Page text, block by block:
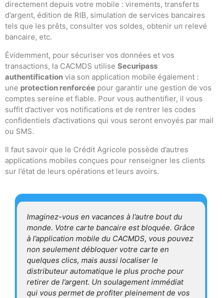
directement depuis votre mobile : virements, transferts
d’argent, édition de RIB, simulation de services bancaires
tels que les prêts, consulter vos soldes, obtenir un relevé
bancaire, etc.
Évidemment, pour sécuriser vos données et vos
transactions, la CACMDS utilise Securipass
authentification via son application mobile également :
une protection renforcée pour garantir une gestion de vos
comptes sereine et fiable. Pour vous authentifier, il vous
suffit d’activer vos notifications et de rentrer les codes
confidentiels d’activations qui vous seront envoyés par mail
ou SMS.
Il faut savoir que le Crédit Agricole possède d’autres
applications mobiles conçues pour renseigner les clients
sur l’état de leurs opérations et leurs avoirs.
Imaginez-vous en vacances à l’autre bout du
monde. Votre carte bancaire est bloquée. Grâce
à l’application mobile du CACMDS, vous pouvez
non seulement débloquer votre carte en
quelques clics, mais aussi localiser le
distributeur automatique le plus proche pour
retirer de l’argent. Un soulagement immédiat
qui vous permet de profiter pleinement de vos